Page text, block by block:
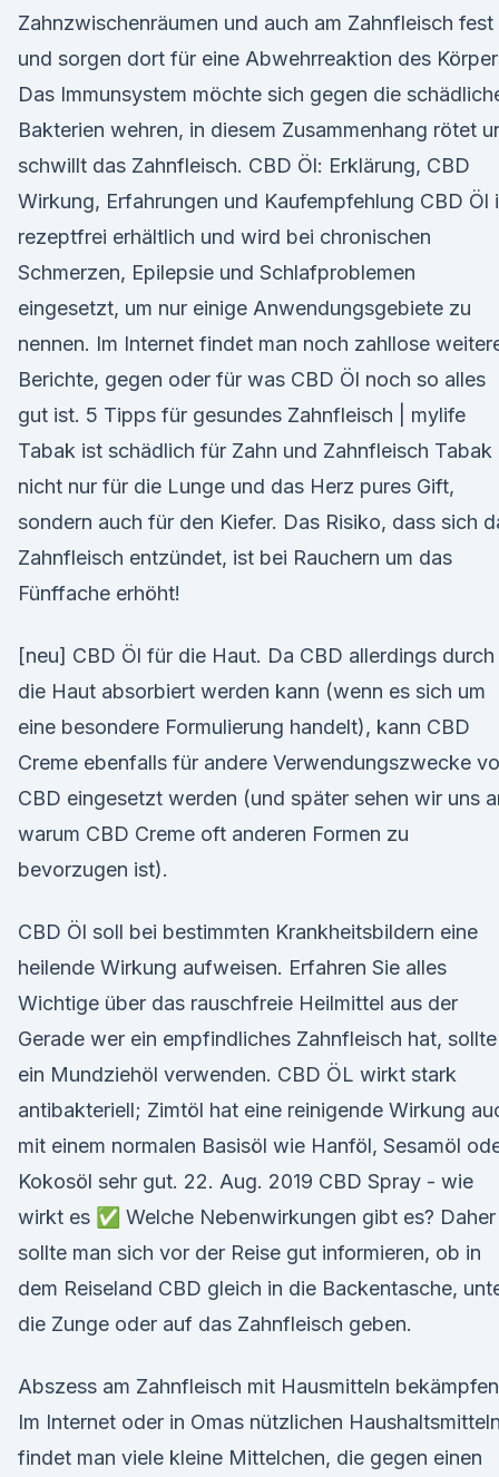
Zahnzwischenräumen und auch am Zahnfleisch fest
und sorgen dort für eine Abwehrreaktion des
Das Immunsystem möchte sich gegen die
Bakterien wehren, in diesem Zusammenhang rötet
schwillt das Zahnfleisch. CBD Öl: Erklärung, CBD
Wirkung, Erfahrungen und Kaufempfehlung CBD Öl
rezeptfrei erhältlich und wird bei chronischen
Schmerzen, Epilepsie und Schlafproblemen
eingesetzt, um nur einige Anwendungsgebiete zu
nennen. Im Internet findet man noch zahllose
Berichte, gegen oder für was CBD Öl noch so alles
gut ist. 5 Tipps für gesundes Zahnfleisch | mylife
Tabak ist schädlich für Zahn und Zahnfleisch Tabak
nicht nur für die Lunge und das Herz pures Gift,
sondern auch für den Kiefer. Das Risiko, dass sich
Zahnfleisch entzündet, ist bei Rauchern um das
Fünffache erhöht!
[neu] CBD Öl für die Haut. Da CBD allerdings durch
die Haut absorbiert werden kann (wenn es sich um
eine besondere Formulierung handelt), kann CBD
Creme ebenfalls für andere Verwendungszwecke
CBD eingesetzt werden (und später sehen wir uns
warum CBD Creme oft anderen Formen zu
bevorzugen ist).
CBD Öl soll bei bestimmten Krankheitsbildern eine
heilende Wirkung aufweisen. Erfahren Sie alles
Wichtige über das rauschfreie Heilmittel aus der
Gerade wer ein empfindliches Zahnfleisch hat, sollte
ein Mundziehöl verwenden. CBD ÖL wirkt stark
antibakteriell; Zimtöl hat eine reinigende Wirkung
mit einem normalen Basisöl wie Hanföl, Sesamöl
Kokosöl sehr gut. 22. Aug. 2019 CBD Spray - wie
wirkt es ✅ Welche Nebenwirkungen gibt es? Daher
sollte man sich vor der Reise gut informieren, ob in
dem Reiseland CBD gleich in die Backentasche,
die Zunge oder auf das Zahnfleisch geben.
Abszess am Zahnfleisch mit Hausmitteln bekämpfen
Im Internet oder in Omas nützlichen Haushaltsmitteln
findet man viele kleine Mittelchen, die gegen einen